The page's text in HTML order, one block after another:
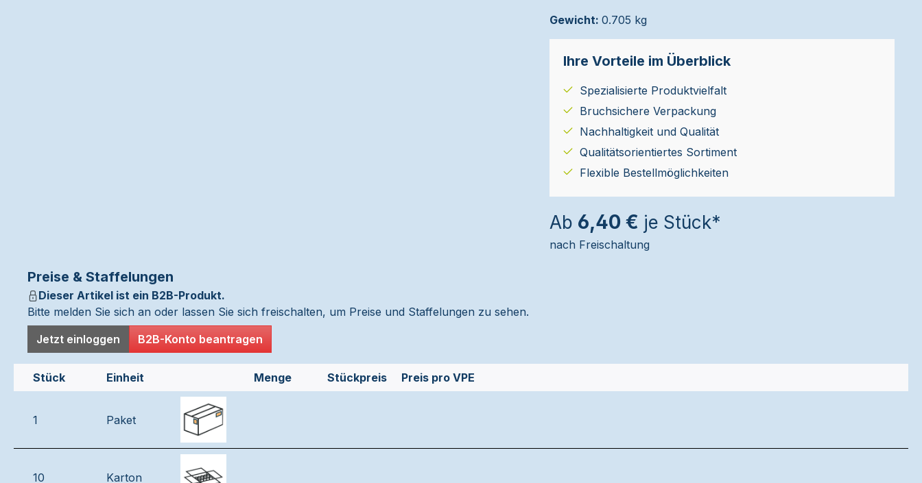
Gewicht: 0.705 kg
Ihre Vorteile im Überblick
Spezialisierte Produktvielfalt
Bruchsichere Verpackung
Nachhaltigkeit und Qualität
Qualitätsorientiertes Sortiment
Flexible Bestellmöglichkeiten
Ab 6,40 € je Stück*
nach Freischaltung
Preise & Staffelungen
Dieser Artikel ist ein B2B-Produkt.
Bitte melden Sie sich an oder lassen Sie sich freischalten, um Preise und Staffelungen zu sehen.
Jetzt einloggen
B2B-Konto beantragen
Stück Einheit Menge Stückpreis Preis pro VPE
1 Paket
10 Karton